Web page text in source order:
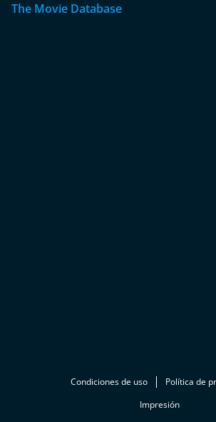
The Movie Database
Condiciones de uso
Política de
Impresión